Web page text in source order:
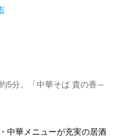
5分。「中華そば 貴の香～
中華メニューが充実の居酒